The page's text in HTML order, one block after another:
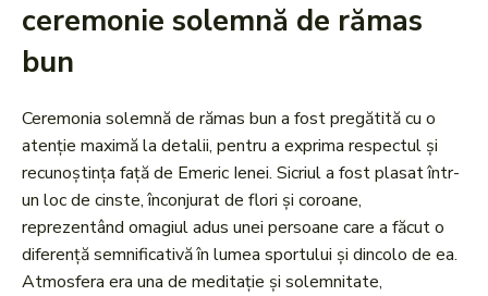
ceremonie solemnă de rămas
bun
Ceremonia solemnă de rămas bun a fost pregătită cu o
atenție maximă la detalii, pentru a exprima respectul și
recunoștința față de Emeric Ienei. Sicriul a fost plasat într-
un loc de cinste, înconjurat de flori și coroane,
reprezentând omagiul adus unei persoane care a făcut o
diferență semnificativă în lumea sportului și dincolo de ea.
Atmosfera era una de meditație și solemnitate,